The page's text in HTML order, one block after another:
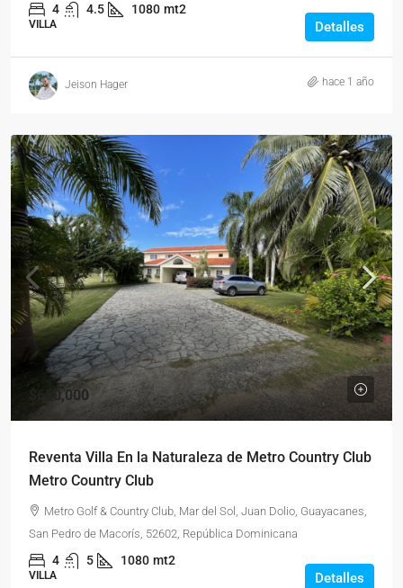
4 4.5 1080 mt2
VILLA Detalles
Jeison Hager hace 1 año
$650,000
Reventa Villa En la Naturaleza de Metro Country Club
Metro Country Club
Metro Golf & Country Club, Mar del Sol, Juan Dolio, Guayacanes,
San Pedro de Macorís, 52602, República Dominicana
4 5 1080 mt2
VILLA Detalles